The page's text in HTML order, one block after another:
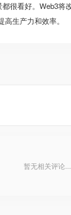
很看好。Web3
生产力和效率。
暂无相关评论...